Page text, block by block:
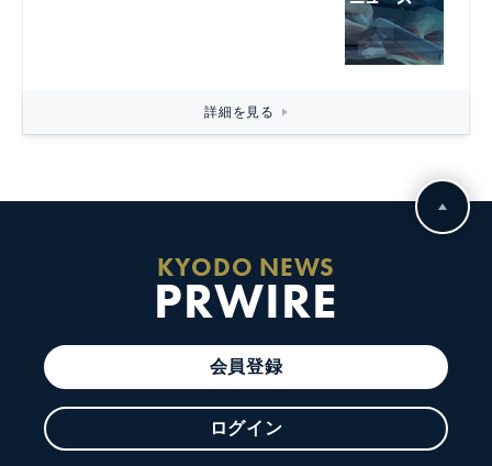
詳細を見る
KYODO NEWS
PRWIRE
会員登録
ログイン